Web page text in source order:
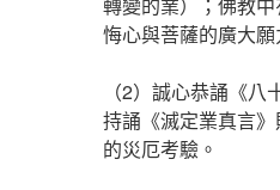
悔心與菩薩的廣大
（2）誠心恭誦《
持誦《滅定業真言
的災厄考驗。